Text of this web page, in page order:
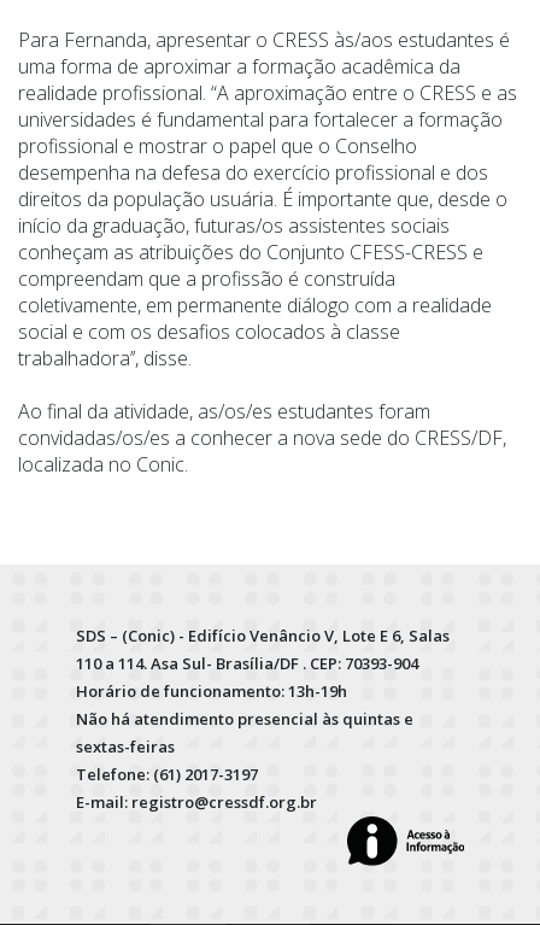
Para Fernanda, apresentar o CRESS às/aos estudantes é
uma forma de aproximar a formação acadêmica da
realidade profissional. “A aproximação entre o CRESS e as
universidades é fundamental para fortalecer a formação
profissional e mostrar o papel que o Conselho
desempenha na defesa do exercício profissional e dos
direitos da população usuária. É importante que, desde o
início da graduação, futuras/os assistentes sociais
conheçam as atribuições do Conjunto CFESS-CRESS e
compreendam que a profissão é construída
coletivamente, em permanente diálogo com a realidade
social e com os desafios colocados à classe
trabalhadora’’, disse.
Ao final da atividade, as/os/es estudantes foram
convidadas/os/es a conhecer a nova sede do CRESS/DF,
localizada no Conic.
SDS – (Conic) - Edifício Venâncio V, Lote E 6, Salas
110 a 114. Asa Sul- Brasília/DF . CEP: 70393-904
Horário de funcionamento: 13h-19h
Não há atendimento presencial às quintas e
sextas-feiras
Telefone: (61) 2017-3197
E-mail: registro@cressdf.org.br